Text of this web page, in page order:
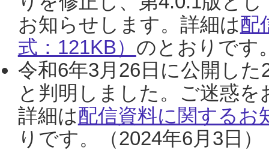
お知らせします。詳細は配
式：121KB） のとおりです
令和6年3月26日に公開し
と判明しました。ご迷惑
詳細は配信資料に関するお
りです。（2024年6月3日）